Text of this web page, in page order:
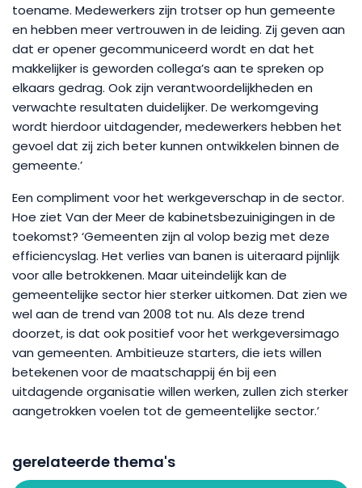
toename. Medewerkers zijn trotser op hun gemeente
en hebben meer vertrouwen in de leiding. Zij geven aan
dat er opener gecommuniceerd wordt en dat het
makkelijker is geworden collega’s aan te spreken op
elkaars gedrag. Ook zijn verantwoordelijkheden en
verwachte resultaten duidelijker. De werkomgeving
wordt hierdoor uitdagender, medewerkers hebben het
gevoel dat zij zich beter kunnen ontwikkelen binnen de
gemeente.’
Een compliment voor het werkgeverschap in de sector.
Hoe ziet Van der Meer de kabinetsbezuinigingen in de
toekomst? ‘Gemeenten zijn al volop bezig met deze
efficiencyslag. Het verlies van banen is uiteraard pijnlijk
voor alle betrokkenen. Maar uiteindelijk kan de
gemeentelijke sector hier sterker uitkomen. Dat zien we
wel aan de trend van 2008 tot nu. Als deze trend
doorzet, is dat ook positief voor het werkgeversimago
van gemeenten. Ambitieuze starters, die iets willen
betekenen voor de maatschappij én bij een
uitdagende organisatie willen werken, zullen zich sterker
aangetrokken voelen tot de gemeentelijke sector.’
gerelateerde thema's